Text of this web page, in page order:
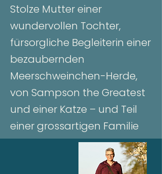
Stolze Mutter einer
wundervollen Tochter,
fürsorgliche Begleiterin einer
bezaubernden
Meerschweinchen-Herde,
von Sampson the Greatest
und einer Katze – und Teil
einer grossartigen Familie